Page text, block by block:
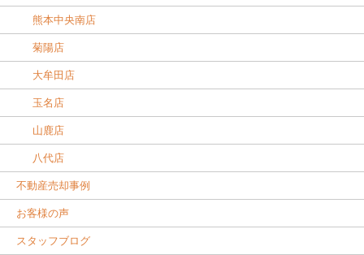
熊本中央南店
菊陽店
大牟田店
玉名店
山鹿店
八代店
不動産売却事例
お客様の声
スタッフブログ